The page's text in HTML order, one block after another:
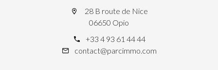
28 B route de Nice
06650 Opio
+33 4 93 61 44 44
contact@parcimmo.com